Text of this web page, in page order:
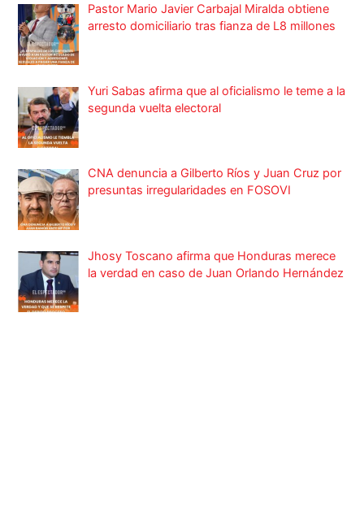
Pastor Mario Javier Carbajal Miralda obtiene
arresto domiciliario tras fianza de L8 millones
Yuri Sabas afirma que al oficialismo le teme a la
segunda vuelta electoral
CNA denuncia a Gilberto Ríos y Juan Cruz por
presuntas irregularidades en FOSOVI
Jhosy Toscano afirma que Honduras merece
la verdad en caso de Juan Orlando Hernández